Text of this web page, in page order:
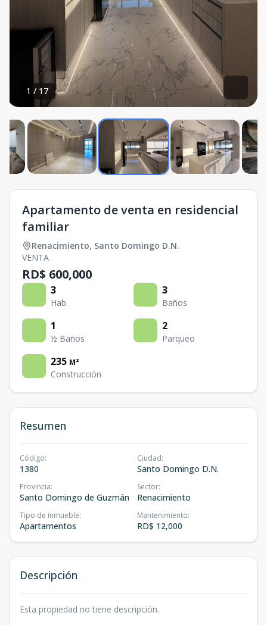
1 / 17
Apartamento de venta en residencial
familiar
Renacimiento, Santo Domingo D.N.
VENTA
RD$ 600,000
3
Hab.
3
Baños
1
½ Baños
2
Parqueo
235 M²
Construcción
Resumen
Código:
1380
Ciudad:
Santo Domingo D.N.
Provincia:
Santo Domingo de Guzmán
Sector:
Renacimiento
Tipo de inmueble:
Apartamentos
Mantenimiento:
RD$ 12,000
Descripción
Esta propiedad no tiene descripción.